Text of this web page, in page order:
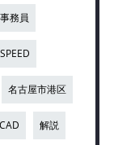
事務員
SPEED
名古屋市港区
CAD 解説